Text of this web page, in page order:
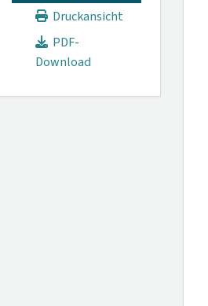
Druckansicht
PDF-
Download